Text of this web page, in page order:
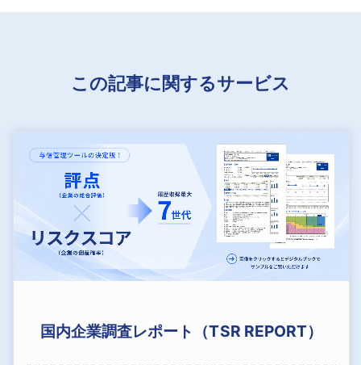
この記事に関するサービス
国内企業調査レポート（TSR REPORT）